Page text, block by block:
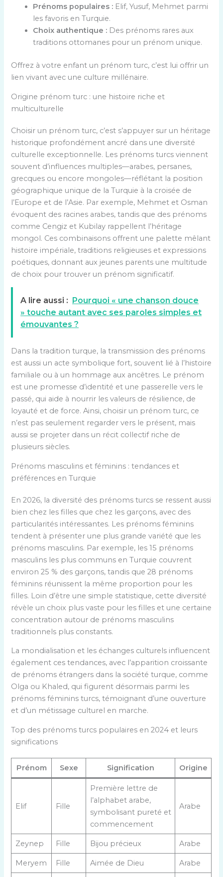
Prénoms populaires : Elif, Yusuf, Mehmet parmi
les favoris en Turquie.
Choix authentique : Des prénoms rares aux
traditions ottomanes pour un prénom unique.
Offrez à votre enfant un prénom turc, c’est lui offrir un
lien vivant avec une culture millénaire.
Origine prénom turc : une histoire riche et
multiculturelle
Choisir un prénom turc, c’est s’appuyer sur un héritage
historique profondément ancré dans une diversité
culturelle exceptionnelle. Les prénoms turcs viennent
souvent d’influences multiples—arabes, persanes,
grecques ou encore mongoles—réflétant la position
géographique unique de la Turquie à la croisée de
l’Europe et de l’Asie. Par exemple, Mehmet et Osman
évoquent des racines arabes, tandis que des prénoms
comme Cengiz et Kubilay rappellent l’héritage
mongol. Ces combinaisons offrent une palette mêlant
histoire impériale, traditions religieuses et expressions
poétiques, donnant aux jeunes parents une multitude
de choix pour trouver un prénom significatif.
A lire aussi : Pourquoi « une chanson douce
» touche autant avec ses paroles simples et
émouvantes ?
Dans la tradition turque, la transmission des prénoms
est aussi un acte symbolique fort, souvent lié à l’histoire
familiale ou à un hommage aux ancêtres. Le prénom
est une promesse d’identité et une passerelle vers le
passé, qui aide à nourrir les valeurs de résilience, de
loyauté et de force. Ainsi, choisir un prénom turc, ce
n’est pas seulement regarder vers le présent, mais
aussi se projeter dans un récit collectif riche de
plusieurs siècles.
Prénoms masculins et féminins : tendances et
préférences en Turquie
En 2026, la diversité des prénoms turcs se ressent aussi
bien chez les filles que chez les garçons, avec des
particularités intéressantes. Les prénoms féminins
tendent à présenter une plus grande variété que les
prénoms masculins. Par exemple, les 15 prénoms
masculins les plus communs en Turquie couvrent
environ 25 % des garçons, tandis que 28 prénoms
féminins réunissent la même proportion pour les
filles. Loin d’être une simple statistique, cette diversité
révèle un choix plus vaste pour les filles et une certaine
concentration autour de prénoms masculins
traditionnels plus constants.
La mondialisation et les échanges culturels influencent
également ces tendances, avec l’apparition croissante
de prénoms étrangers dans la société turque, comme
Olga ou Khaled, qui figurent désormais parmi les
prénoms féminins turcs, témoignant d’une ouverture
et d’un métissage culturel en marche.
Top des prénoms turcs populaires en 2024 et leurs
significations
Prénom Sexe Signification Origine
Elif Fille
Première lettre de
l’alphabet arabe,
symbolisant pureté et
commencement
Arabe
Zeynep Fille Bijou précieux Arabe
Meryem Fille Aimée de Dieu Arabe